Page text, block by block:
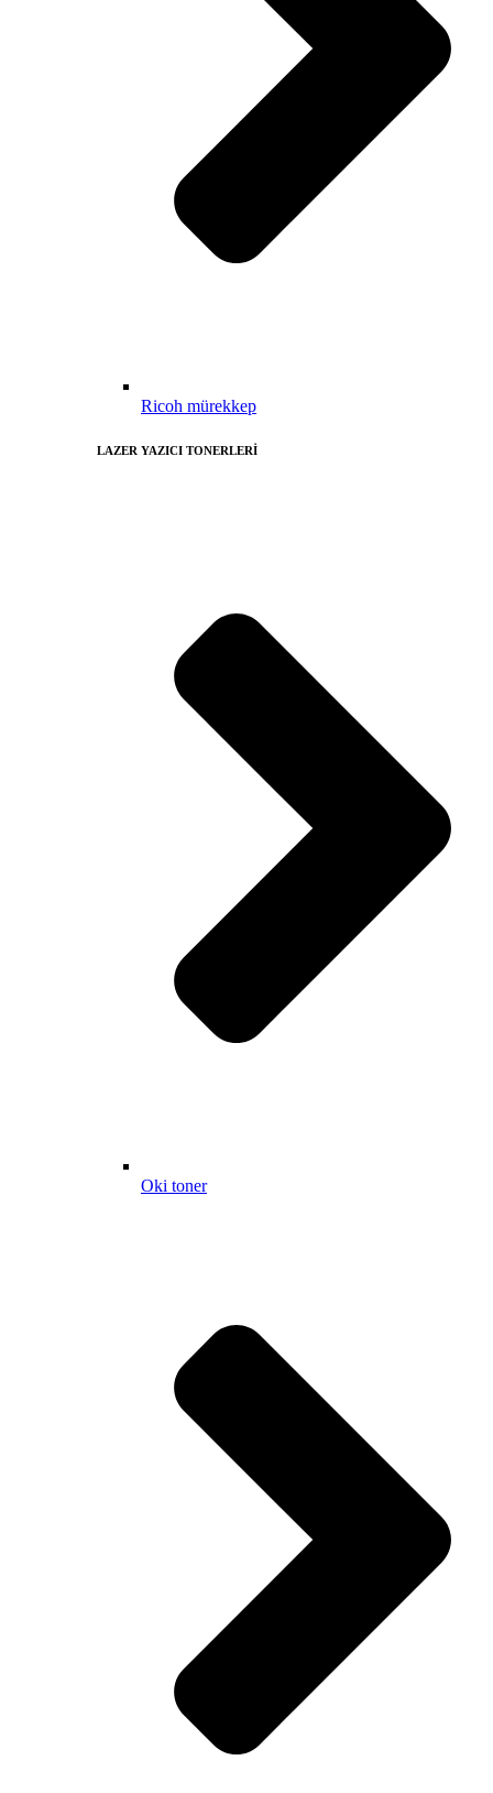
Ricoh mürekkep
LAZER YAZICI TONERLERİ
Oki toner